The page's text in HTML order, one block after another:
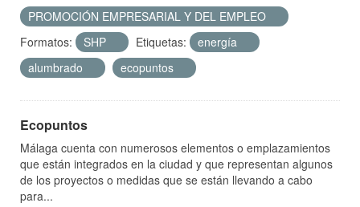
PROMOCIÓN EMPRESARIAL Y DEL EMPLEO
Formatos:
SHP Etiquetas:
energía
alumbrado
ecopuntos
Ecopuntos
Málaga cuenta con numerosos elementos o emplazamientos
que están integrados en la ciudad y que representan algunos
de los proyectos o medidas que se están llevando a cabo
para...